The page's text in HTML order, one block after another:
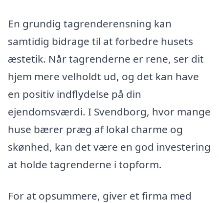
En grundig tagrenderensning kan
samtidig bidrage til at forbedre husets
æstetik. Når tagrenderne er rene, ser dit
hjem mere velholdt ud, og det kan have
en positiv indflydelse på din
ejendomsværdi. I Svendborg, hvor mange
huse bærer præg af lokal charme og
skønhed, kan det være en god investering
at holde tagrenderne i topform.
For at opsummere, giver et firma med